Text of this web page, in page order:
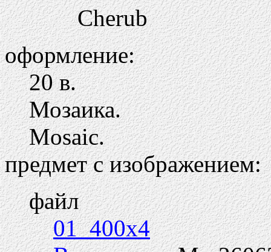
Cherub
оформление:
20 в.
Мозаика.
Mosaic.
предмет с изображением:
файл
01_400x4